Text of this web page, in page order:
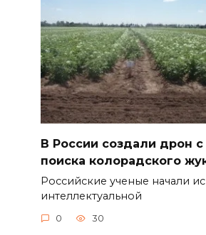
В России создали дрон
поиска колорадского
Российские ученые начали
интеллектуальной
0 30